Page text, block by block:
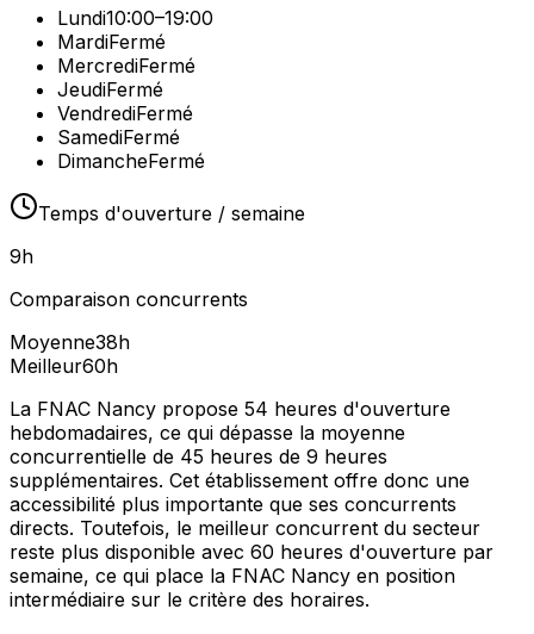
Lundi10:00–19:00
MardiFermé
MercrediFermé
JeudiFermé
VendrediFermé
SamediFermé
DimancheFermé
Temps d'ouverture / semaine
9h
Comparaison concurrents
Moyenne38h
Meilleur60h
La FNAC Nancy propose 54 heures d'ouverture
hebdomadaires, ce qui dépasse la moyenne
concurrentielle de 45 heures de 9 heures
supplémentaires. Cet établissement offre donc une
accessibilité plus importante que ses concurrents
directs. Toutefois, le meilleur concurrent du secteur
reste plus disponible avec 60 heures d'ouverture par
semaine, ce qui place la FNAC Nancy en position
intermédiaire sur le critère des horaires.